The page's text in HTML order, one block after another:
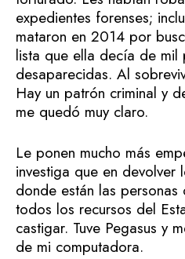
expedientes forenses;
mataron en 2014 por
lista que ella decía de mil
desaparecidas. Al
Hay un patrón criminal y
me quedó muy claro.
Le ponen mucho más
investiga que en devolver
donde están las personas
todos los recursos del
castigar. Tuve Pegasus y
de mi computadora.